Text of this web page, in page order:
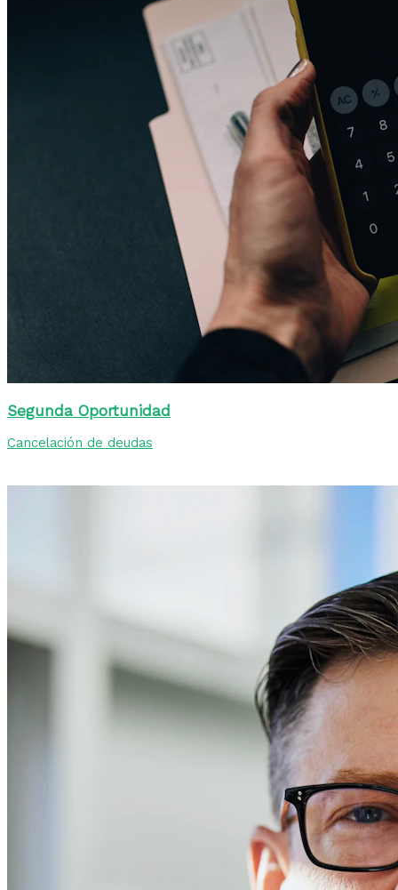
Segunda Oportunidad
Cancelación de deudas